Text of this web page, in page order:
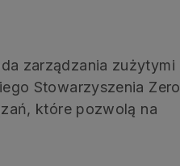
zarządzania zużytymi
Stowarzyszenia Zero
które pozwolą na